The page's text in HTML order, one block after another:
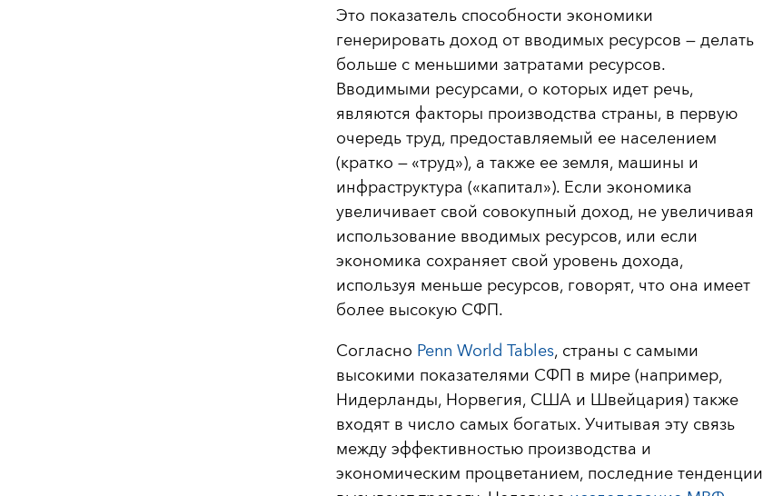
Это показатель способности экономики
генерировать доход от вводимых ресурсов — делать
больше с меньшими затратами ресурсов.
Вводимыми ресурсами, о которых идет речь,
являются факторы производства страны, в первую
очередь труд, предоставляемый ее населением
(кратко — «труд»), а также ее земля, машины и
инфраструктура («капитал»). Если экономика
увеличивает свой совокупный доход, не увеличивая
использование вводимых ресурсов, или если
экономика сохраняет свой уровень дохода,
используя меньше ресурсов, говорят, что она имеет
более высокую СФП.
Согласно Penn World Tables, страны с самыми
высокими показателями СФП в мире (например,
Нидерланды, Норвегия, США и Швейцария) также
входят в число самых богатых. Учитывая эту связь
между эффективностью производства и
экономическим процветанием, последние тенденции